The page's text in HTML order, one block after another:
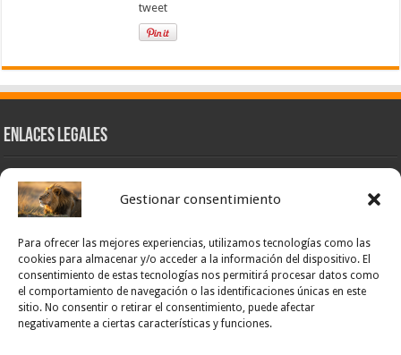
Gestionar consentimiento
Para ofrecer las mejores experiencias, utilizamos tecnologías como las
cookies para almacenar y/o acceder a la información del dispositivo. El
consentimiento de estas tecnologías nos permitirá procesar datos como
el comportamiento de navegación o las identificaciones únicas en este
sitio. No consentir o retirar el consentimiento, puede afectar
negativamente a ciertas características y funciones.
tweet
Enlaces Legales
Nuestra Esencia
Pulso Global
POLÍTICA DE PRIVACIDAD – NOTICIAS PONCE OFICIAL
TÉRMINOS Y CONDICIONES – NOTICIAS PONCE OFICIAL
Opt-out preferences